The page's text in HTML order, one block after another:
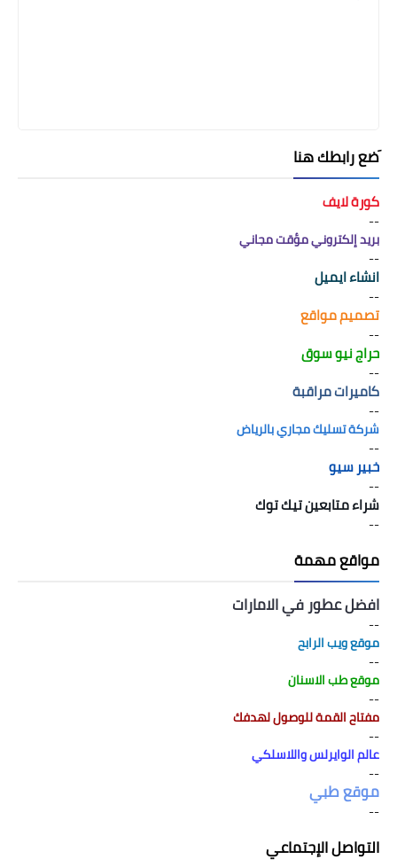
َضع رابطك هنا
كورة لايف
--
بريد إلكتروني مؤقت مجاني
--
انشاء ايميل
--
تصميم مواقع
--
حراج نيو سوق
--
كاميرات مراقبة
--
شركة تسليك مجاري بالرياض
--
خبير سيو
--
شراء متابعين تيك توك
--
مواقع مهمة
افضل عطور في الامارات
--
موقع ويب الرابح
--
موقع طب الاسنان
--
مفتاح القمة للوصول لهدفك
--
عالم الوايرلس واللاسلكي
--
موقع طبي
--
التواصل الإجتماعي